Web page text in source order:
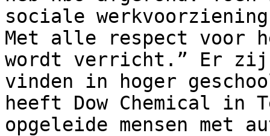
sociale
Met alle respect voor
wordt verricht.” Er
vinden in hoger
heeft Dow Chemical in
opgeleide mensen met